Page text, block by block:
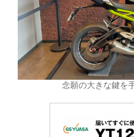
念願の大きな鍵を